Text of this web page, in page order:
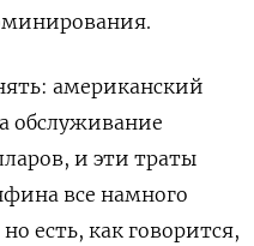
американский
обслуживание
и эти траты
все намного
есть, как говорится,